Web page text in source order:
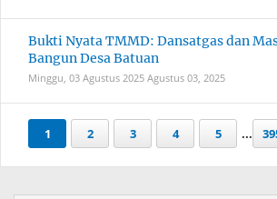
Bukti Nyata TMMD: Dansatgas dan
Bangun Desa Batuan
Minggu, 03 Agustus 2025 Agustus 03, 2025
1 2 3 4 5 ...